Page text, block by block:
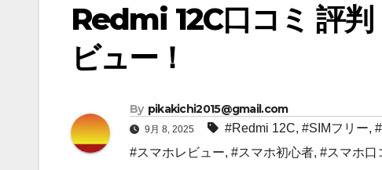
Redmi 12C口コミ 評
ビュー！
By pikakichi2015@gmail.com
9月 8, 2025 #Redmi 12C, #SIMフリー,
#スマホレビュー, #スマホ初心者, #スマホ口